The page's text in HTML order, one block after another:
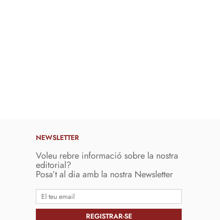
NEWSLETTER
Voleu rebre informació sobre la nostra
editorial?
Posa’t al dia amb la nostra Newsletter